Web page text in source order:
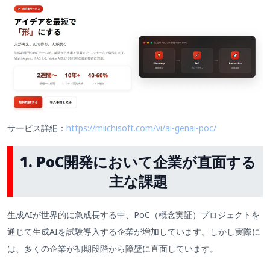
サービス詳細： https://miichisoft.com/vi/ai-genai-poc/
1. PoC開発において企業が直面する
主な課題
生成AIが世界的に急成長する中、PoC（概念実証）プロジェクトを
通じて生成AIを試験導入する企業が増加しています。しかし実際に
は、多くの企業が初期段階から障壁に直面しています。